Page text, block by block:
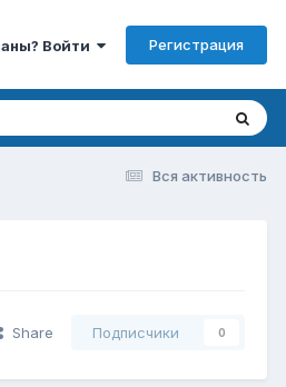
Войти Регистрация
Вся активность
Share Подписчики 0